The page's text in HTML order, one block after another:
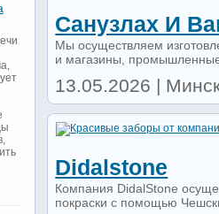
Санузлах И
Мы осуществляем
и магазины,
13.05.2026 |
Didalstone
Компания DidalStone
покраски с помощью